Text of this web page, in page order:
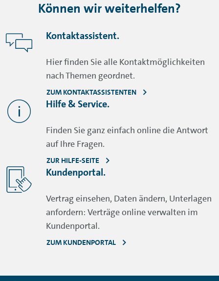
Können wir weiterhelfen?
Kontaktassistent.
Hier finden Sie alle Kontaktmöglichkeiten
nach Themen geordnet.
ZUM KONTAKTASSISTENTEN
Hilfe & Service.
Finden Sie ganz einfach online die Antwort
auf Ihre Fragen.
ZUR HILFE-SEITE
Kundenportal.
Vertrag einsehen, Daten ändern, Unterlagen
anfordern: Verträge online verwalten im
Kundenportal.
ZUM KUNDENPORTAL